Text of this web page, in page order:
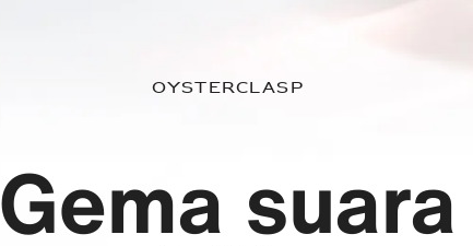
Oysterclasp
Gema suara